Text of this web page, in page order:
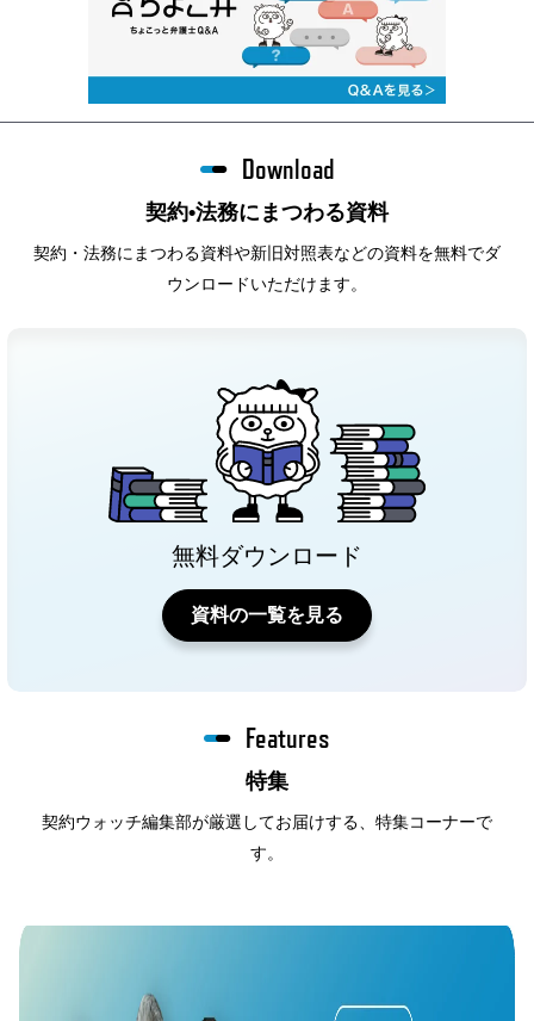
契約•法務にまつわる資料
Download
契約・法務にまつわる資料や新旧対照表などの資料を無料でダ
ウンロードいただけます。
無料ダウンロード
資料の一覧を見る
特集
Features
契約ウォッチ編集部が厳選してお届けする、特集コーナーで
す。